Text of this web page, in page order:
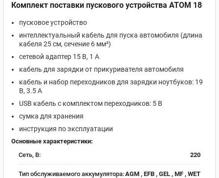
Комплект поставки пускового устройства ATOM 18
пусковое устройство
интеллектуальный кабель для пуска автомобиля (длина
кабеля 25 см, сечение 6 мм²)
сетевой адаптер 15 В, 1 А
кабель для зарядки от прикуривателя автомобиля
кабель и набор переходников для зарядки ноутбуков: 19
В, 3.5 А
USB кабель с комплектом переходников: 5 В
сумка для хранения
инструкция по эксплуатации
Основные характеристики:
Сеть, В:
220
Тип обслуживаемого аккумулятора:AGM , EFB , GEL , MF , WET